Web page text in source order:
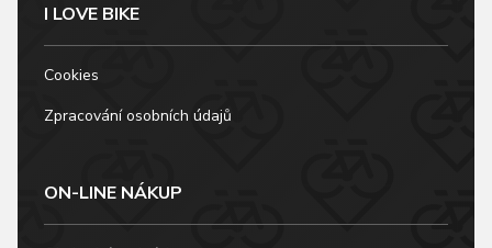
I LOVE BIKE
Cookies
Zpracování osobních údajů
ON-LINE NÁKUP